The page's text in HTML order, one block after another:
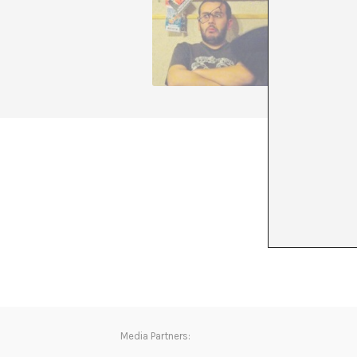
Ángel
and
Media Partners: